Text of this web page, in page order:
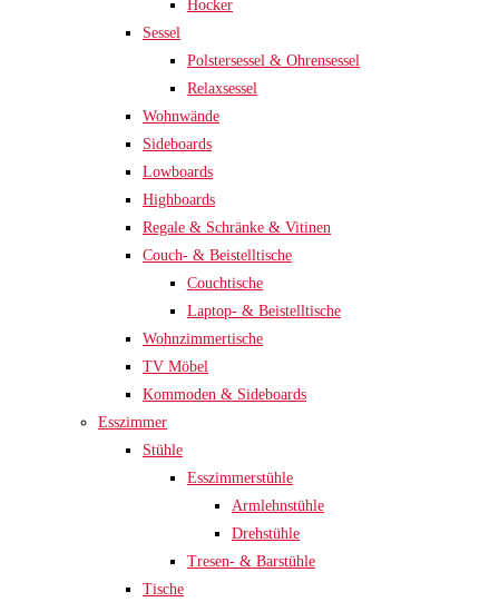
Hocker
Sessel
Polstersessel & Ohrensessel
Relaxsessel
Wohnwände
Sideboards
Lowboards
Highboards
Regale & Schränke & Vitinen
Couch- & Beistelltische
Couchtische
Laptop- & Beistelltische
Wohnzimmertische
TV Möbel
Kommoden & Sideboards
Esszimmer
Stühle
Esszimmerstühle
Armlehnstühle
Drehstühle
Tresen- & Barstühle
Tische